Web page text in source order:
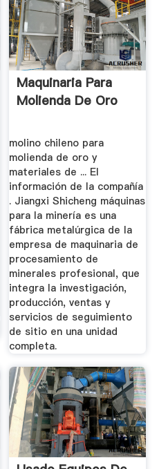
Maquinaria Para
Molienda De Oro
molino chileno para
molienda de oro y
materiales de ... El
información de la compañía
. Jiangxi Shicheng máquinas
para la minería es una
fábrica metalúrgica de la
empresa de maquinaria de
procesamiento de
minerales profesional, que
integra la investigación,
producción, ventas y
servicios de seguimiento
de sitio en una unidad
completa.